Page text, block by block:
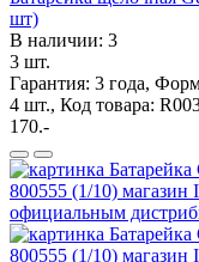
шт)
В наличии: 3
3 шт.
Гарантия: 3 года,
4 шт., Код товара:
170.-